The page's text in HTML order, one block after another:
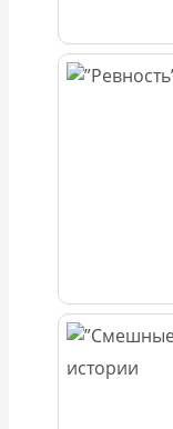
истории